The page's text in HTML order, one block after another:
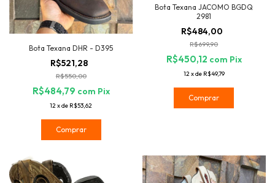
Bota Texana DHR - D395
R$521,28
R$550,00
R$484,79 com Pix
12xde R$53,62
Comprar
Bota Texana JACOMO BGDQ
2981
R$484,00
R$699,90
R$450,12 com Pix
12xde R$49,79
Comprar